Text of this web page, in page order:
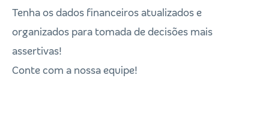
Tenha os dados financeiros atualizados e
organizados para tomada de decisões mais
assertivas!
Conte com a nossa equipe!